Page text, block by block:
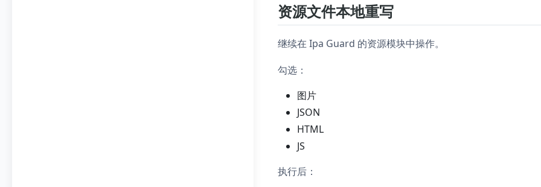
资源文件本地重写
继续在 Ipa Guard 的资源模块中操作。
勾选：
图片
JSON
HTML
JS
执行后：